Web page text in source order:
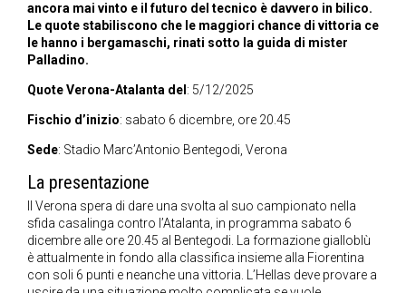
ancora mai vinto e il futuro del tecnico è davvero in bilico.
Le quote stabiliscono che le maggiori chance di vittoria ce
le hanno i bergamaschi, rinati sotto la guida di mister
Palladino.
Quote Verona-Atalanta del : 5/12/2025
Fischio d’inizio: sabato 6 dicembre, ore 20.45
Sede: Stadio Marc’Antonio Bentegodi, Verona
La presentazione
Il Verona spera di dare una svolta al suo campionato nella
sfida casalinga contro l’Atalanta, in programma sabato 6
dicembre alle ore 20.45 al Bentegodi. La formazione gialloblù
è attualmente in fondo alla classifica insieme alla Fiorentina
con soli 6 punti e neanche una vittoria. L’Hellas deve provare a